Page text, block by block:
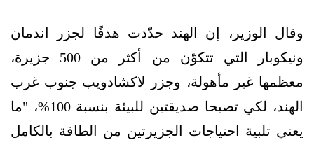
وقال الوزير، إن الهند حدّدت هدفًا لجزر اندمان
ونيكوبار التي تتكوّن من أكثر من 500 جزيرة،
معظمها غير مأهولة، وجزر لاكشادويب جنوب غرب
الهند، لكي تصبحا صديقتين للبيئة بنسبة 100%، "ما
يعني تلبية احتياجات الجزيرتين من الطاقة بالكامل